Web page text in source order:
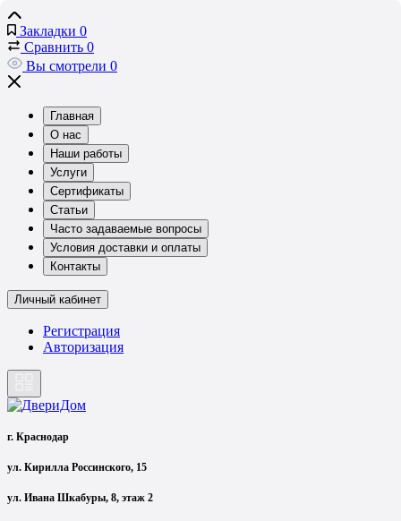
Закладки 0
Сравнить 0
Вы смотрели 0
Главная
О нас
Наши работы
Услуги
Сертификаты
Статьи
Часто задаваемые вопросы
Условия доставки и оплаты
Контакты
Личный кабинет
Регистрация
Авторизация
г. Краснодар
ул. Кирилла Россинского, 15
ул. Ивана Шкабуры, 8, этаж 2